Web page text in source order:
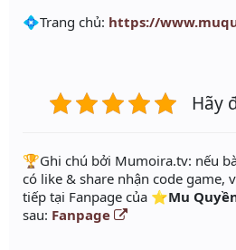
💠Trang chủ: https://
Hãy
️🏆Ghi chú bởi Mumoira.tv: nếu
có like & share nhận code game,
tiếp tại Fanpage của ⭐️Mu
sau: Fanpage